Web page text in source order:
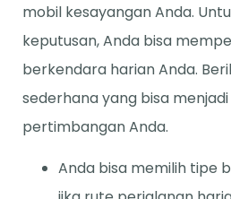
mobil kesayangan Anda.
keputusan, Anda bisa
berkendara harian Anda.
sederhana yang bisa
pertimbangan Anda.
Anda bisa memilih tipe